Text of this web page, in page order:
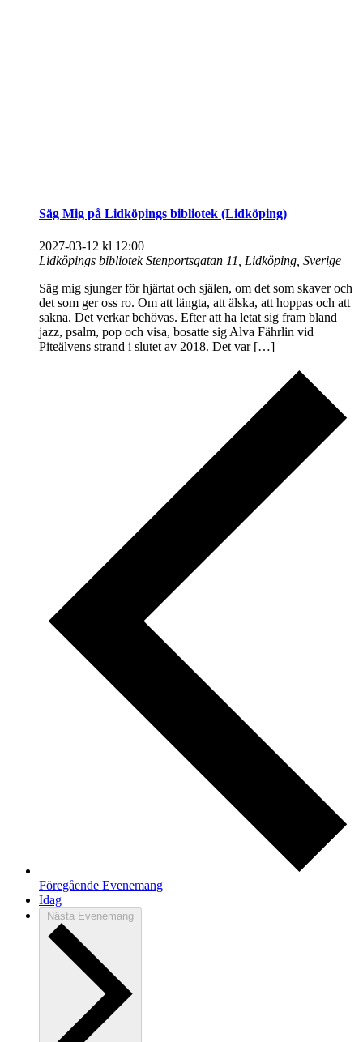
Säg Mig på Lidköpings bibliotek (Lidköping)
2027-03-12 kl 12:00
Lidköpings bibliotekStenportsgatan 11, Lidköping, Sverige
Säg mig sjunger för hjärtat och själen, om det som skaver och
det som ger oss ro. Om att längta, att älska, att hoppas och att
sakna. Det verkar behövas. Efter att ha letat sig fram bland
jazz, psalm, pop och visa, bosatte sig Alva Fährlin vid
Piteälvens strand i slutet av 2018. Det var […]
Föregående Evenemang
Idag
Nästa Evenemang